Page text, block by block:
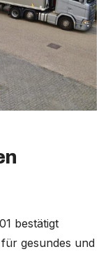
bestätigt
gesundes und